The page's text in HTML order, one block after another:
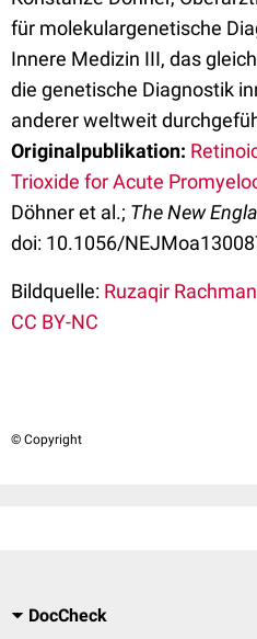
für molekulargenetische
Innere Medizin III, das
die genetische Diagnostik
anderer weltweit
Originalpublikation:
Trioxide for Acute
Döhner et al.; The New
doi: 10.1056/
Bildquelle: Ruzaqir
CC BY-NC
© Copyright
DocCheck